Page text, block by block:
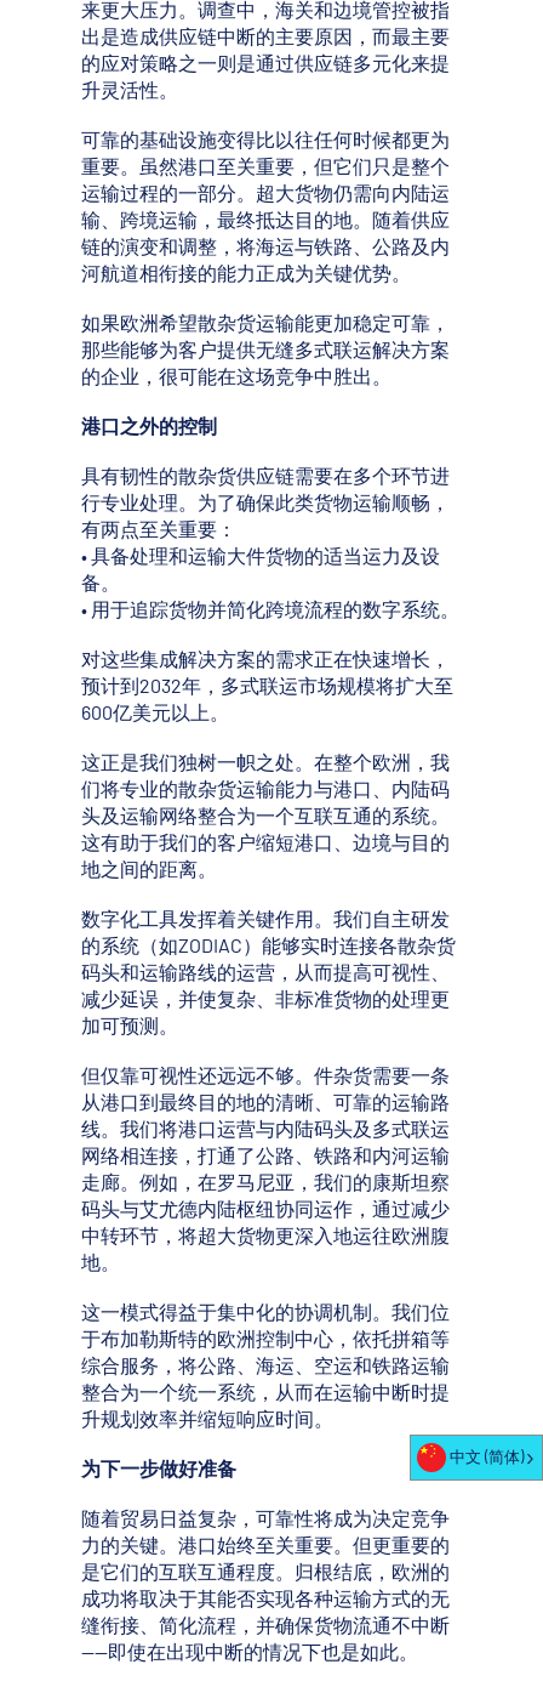
来更大压力。调查中，海关和边境管控被指
出是造成供应链中断的主要原因，而最主要
的应对策略之一则是通过供应链多元化来提
升灵活性。
可靠的基础设施变得比以往任何时候都更为
重要。虽然港口至关重要，但它们只是整个
运输过程的一部分。超大货物仍需向内陆运
输、跨境运输，最终抵达目的地。随着供应
链的演变和调整，将海运与铁路、公路及内
河航道相衔接的能力正成为关键优势。
如果欧洲希望散杂货运输能更加稳定可靠，
那些能够为客户提供无缝多式联运解决方案
的企业，很可能在这场竞争中胜出。
港口之外的控制
具有韧性的散杂货供应链需要在多个环节进
行专业处理。为了确保此类货物运输顺畅，
有两点至关重要：
• 具备处理和运输大件货物的适当运力及设
备。
• 用于追踪货物并简化跨境流程的数字系统。
对这些集成解决方案的需求正在快速增长，
预计到2032年，多式联运市场规模将扩大至
600亿美元以上。
这正是我们独树一帜之处。在整个欧洲，我
们将专业的散杂货运输能力与港口、内陆码
头及运输网络整合为一个互联互通的系统。
这有助于我们的客户缩短港口、边境与目的
地之间的距离。
数字化工具发挥着关键作用。我们自主研发
的系统（如ZODIAC）能够实时连接各散杂货
码头和运输路线的运营，从而提高可视性、
减少延误，并使复杂、非标准货物的处理更
加可预测。
但仅靠可视性还远远不够。件杂货需要一条
从港口到最终目的地的清晰、可靠的运输路
线。我们将港口运营与内陆码头及多式联运
网络相连接，打通了公路、铁路和内河运输
走廊。例如，在罗马尼亚，我们的康斯坦察
码头与艾尤德内陆枢纽协同运作，通过减少
中转环节，将超大货物更深入地运往欧洲腹
地。
这一模式得益于集中化的协调机制。我们位
于布加勒斯特的欧洲控制中心，依托拼箱等
综合服务，将公路、海运、空运和铁路运输
整合为一个统一系统，从而在运输中断时提
升规划效率并缩短响应时间。
为下一步做好准备
随着贸易日益复杂，可靠性将成为决定竞争
力的关键。港口始终至关重要。但更重要的
是它们的互联互通程度。归根结底，欧洲的
成功将取决于其能否实现各种运输方式的无
缝衔接、简化流程，并确保货物流通不中断
——即使在出现中断的情况下也是如此。
中文 (简体)